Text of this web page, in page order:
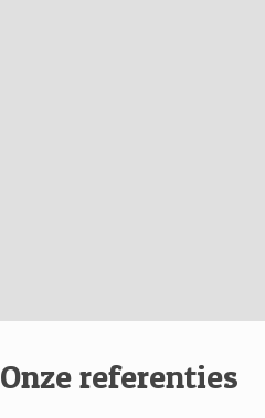
Onze referenties